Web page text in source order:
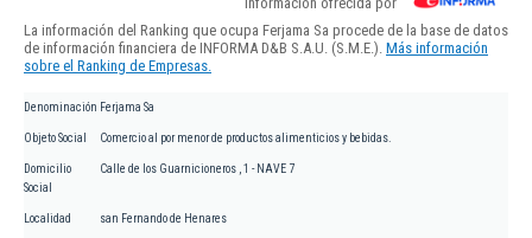
La información del Ranking que ocupa Ferjama Sa procede de la base de datos
de información financiera de INFORMA D&B S.A.U. (S.M.E.). Más información
sobre el Ranking de Empresas.
Denominación Ferjama Sa
Objeto Social Comercio al por menor de productos alimenticios y bebidas.
Domicilio
Social
Calle de los Guarnicioneros , 1 - NAVE 7
Localidad san Fernando de Henares